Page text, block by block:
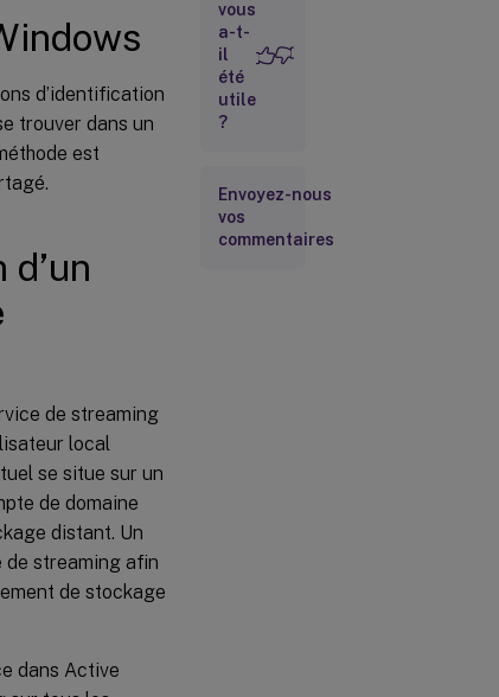
d’identification
trouver dans un
est
de streaming
local
se situe sur un
de domaine
distant. Un
streaming afin
de stockage
dans Active
le contrôleur
de domaine
Affectation
manuelle des
informations
d’identification
streaming
Configuration
vous
a-t-
il
été
utile
?
Envoyez-nous
vos
commentaires